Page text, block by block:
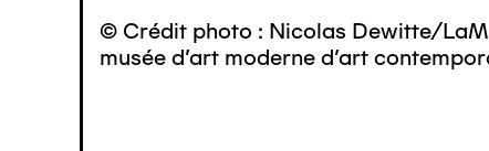
© Crédit photo : Nicolas Dewitte/
musée d’art moderne d’art